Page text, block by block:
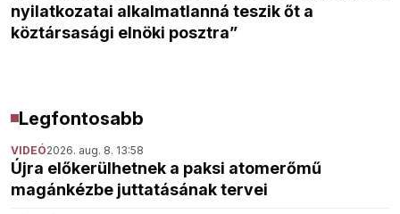
nyilatkozatai alkalmatlanná teszik őt a
köztársasági elnöki posztra”
Legfontosabb
VIDEÓ2026. aug. 8. 13:58
Újra előkerülhetnek a paksi atomerőmű
magánkézbe juttatásának tervei